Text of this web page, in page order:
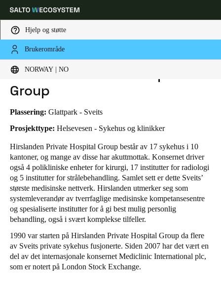
Hjelp og støtte
Brukerområde
NORWAY | NO
Velg sted og språkinnstillinger
Global
Norway|Norsk
Germany
Deutsch
Switzerland
DeutschFrançaisItaliano
United Kingdom
English
Ireland
HOME BRANSJER
HIRSLANDEN PRIVATE HOSPITAL GROUP
Hirslanden Private Hospital
Group
Plassering: Glattpark - Sveits
Prosjekttype: Helsevesen - Sykehus og klinikker
Hirslanden Private Hospital Group består av 17 sykehus i 10
kantoner, og mange av disse har akuttmottak. Konsernet driver
også 4 polikliniske enheter for kirurgi, 17 institutter for radiologi
og 5 institutter for strålebehandling. Samlet sett er dette Sveits’
største medisinske nettverk. Hirslanden utmerker seg som
systemleverandør av tverrfaglige medisinske kompetansesentre
og spesialiserte institutter for å gi best mulig personlig
behandling, også i svært komplekse tilfeller.
1990 var starten på Hirslanden Private Hospital Group da flere
av Sveits private sykehus fusjonerte. Siden 2007 har det vært en
del av det internasjonale konsernet Mediclinic International plc,
som er notert på London Stock Exchange.